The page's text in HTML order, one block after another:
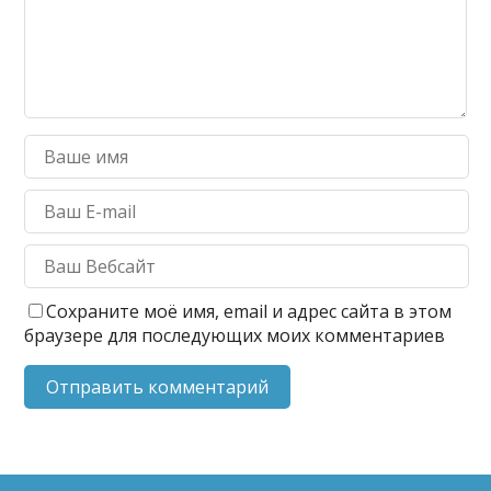
Сохраните моё имя, email и адрес сайта в этом
браузере для последующих моих комментариев